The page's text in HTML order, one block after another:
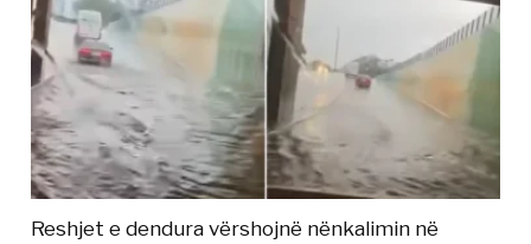
Reshjet e dendura vërshojnë nënkalimin në